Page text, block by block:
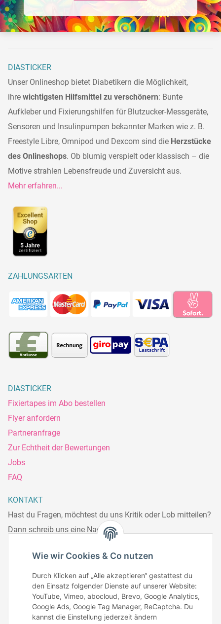
Wie wir Cookies & Co nutzen
Durch Klicken auf „Alle akzeptieren“ gestattest du
den Einsatz folgender Dienste auf unserer Website:
YouTube, Vimeo, abocloud, Brevo, Google Analytics,
Google Ads, Google Tag Manager, ReCaptcha. Du
kannst die Einstellung jederzeit ändern
DIASTICKER
Unser Onlineshop bietet Diabetikern die Möglichkeit,
ihre wichtigsten Hilfsmittel zu verschönern: Bunte
Aufkleber und Fixierungshilfen für Blutzucker-Messgeräte,
Sensoren und Insulinpumpen bekannter Marken wie z. B.
Freestyle Libre, Omnipod und Dexcom sind die Herzstücke
des Onlineshops. Ob blumig verspielt oder klassisch – die
Motive strahlen Lebensfreude und Zuversicht aus.
Mehr erfahren...
ZAHLUNGSARTEN
DIASTICKER
Fixiertapes im Abo bestellen
Flyer anfordern
Partneranfrage
Zur Echtheit der Bewertungen
Jobs
FAQ
KONTAKT
Hast du Fragen, möchtest du uns Kritik oder Lob mitteilen?
Dann schreib uns eine Nachricht.
Telefonisch erreichst du uns:
Telefonnr.: 0951/70045771
Zum Kontakt